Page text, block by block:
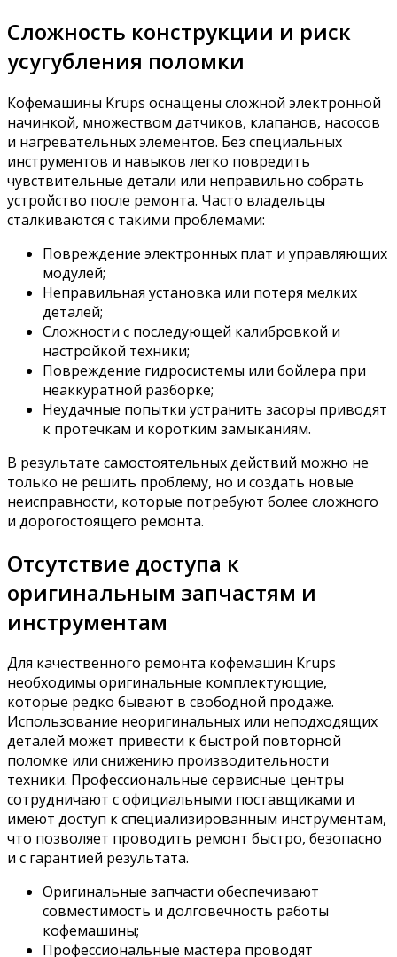
Сложность конструкции и риск
усугубления поломки
Кофемашины Krups оснащены сложной электронной
начинкой, множеством датчиков, клапанов, насосов
и нагревательных элементов. Без специальных
инструментов и навыков легко повредить
чувствительные детали или неправильно собрать
устройство после ремонта. Часто владельцы
сталкиваются с такими проблемами:
Повреждение электронных плат и управляющих
модулей;
Неправильная установка или потеря мелких
деталей;
Сложности с последующей калибровкой и
настройкой техники;
Повреждение гидросистемы или бойлера при
неаккуратной разборке;
Неудачные попытки устранить засоры приводят
к протечкам и коротким замыканиям.
В результате самостоятельных действий можно не
только не решить проблему, но и создать новые
неисправности, которые потребуют более сложного
и дорогостоящего ремонта.
Отсутствие доступа к
оригинальным запчастям и
инструментам
Для качественного ремонта кофемашин Krups
необходимы оригинальные комплектующие,
которые редко бывают в свободной продаже.
Использование неоригинальных или неподходящих
деталей может привести к быстрой повторной
поломке или снижению производительности
техники. Профессиональные сервисные центры
сотрудничают с официальными поставщиками и
имеют доступ к специализированным инструментам,
что позволяет проводить ремонт быстро, безопасно
и с гарантией результата.
Оригинальные запчасти обеспечивают
совместимость и долговечность работы
кофемашины;
Профессиональные мастера проводят